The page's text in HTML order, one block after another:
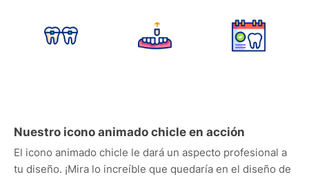
Nuestro icono animado chicle en acción
El icono animado chicle le dará un aspecto profesional a
tu diseño. ¡Mira lo increíble que quedaría en el diseño de